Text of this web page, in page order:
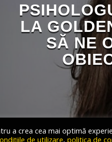
LA
SĂ NE
2023
a crea cea mai optimă
de utilizare, politica de